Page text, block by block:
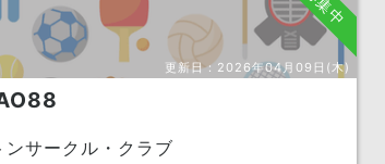
更新日： 2026年04月09日(木)
ンサークル・クラブ